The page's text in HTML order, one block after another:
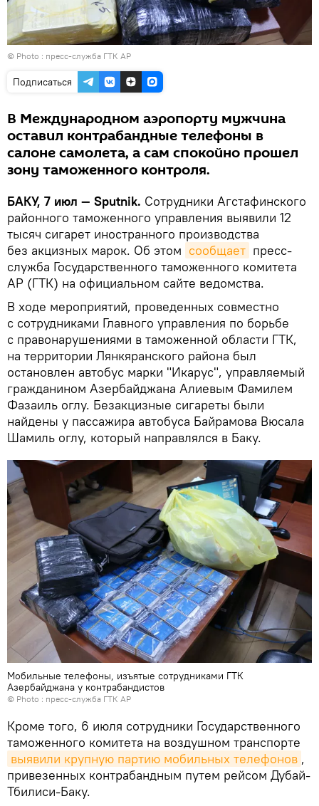
© Photo : пресс-служба ГТК АР
Подписаться
В Международном аэропорту мужчина
оставил контрабандные телефоны в
салоне самолета, а сам спокойно прошел
зону таможенного контроля.
БАКУ, 7 июл — Sputnik. Сотрудники Агстафинского
районного таможенного управления выявили 12
тысяч сигарет иностранного производства
без акцизных марок. Об этом сообщает пресс-
служба Государственного таможенного комитета
АР (ГТК) на официальном сайте ведомства.
В ходе мероприятий, проведенных совместно
с сотрудниками Главного управления по борьбе
с правонарушениями в таможенной области ГТК,
на территории Лянкяранского района был
остановлен автобус марки "Икарус", управляемый
гражданином Азербайджана Алиевым Фамилем
Фазаиль оглу. Безакцизные сигареты были
найдены у пассажира автобуса Байрамова Вюсала
Шамиль оглу, который направлялся в Баку.
Мобильные телефоны, изъятые сотрудниками ГТК
Азербайджана у контрабандистов
© Photo : пресс-служба ГТК АР
Кроме того, 6 июля сотрудники Государственного
таможенного комитета на воздушном транспорте
выявили крупную партию мобильных телефонов ,
привезенных контрабандным путем рейсом Дубай-
Тбилиси-Баку.